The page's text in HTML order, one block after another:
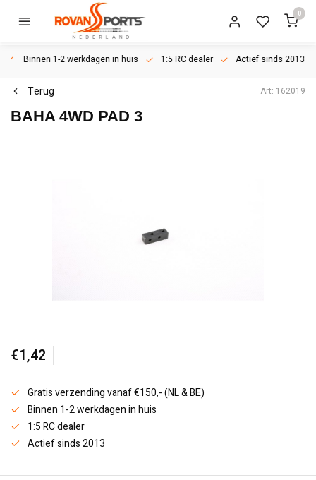
0
Binnen 1-2 werkdagen in huis 1:5 RC dealer Actief sinds 2013
Terug Art: 162019
BAHA 4WD PAD 3
€1,42
Gratis verzending vanaf €150,- (NL & BE)
Binnen 1-2 werkdagen in huis
1:5 RC dealer
Actief sinds 2013